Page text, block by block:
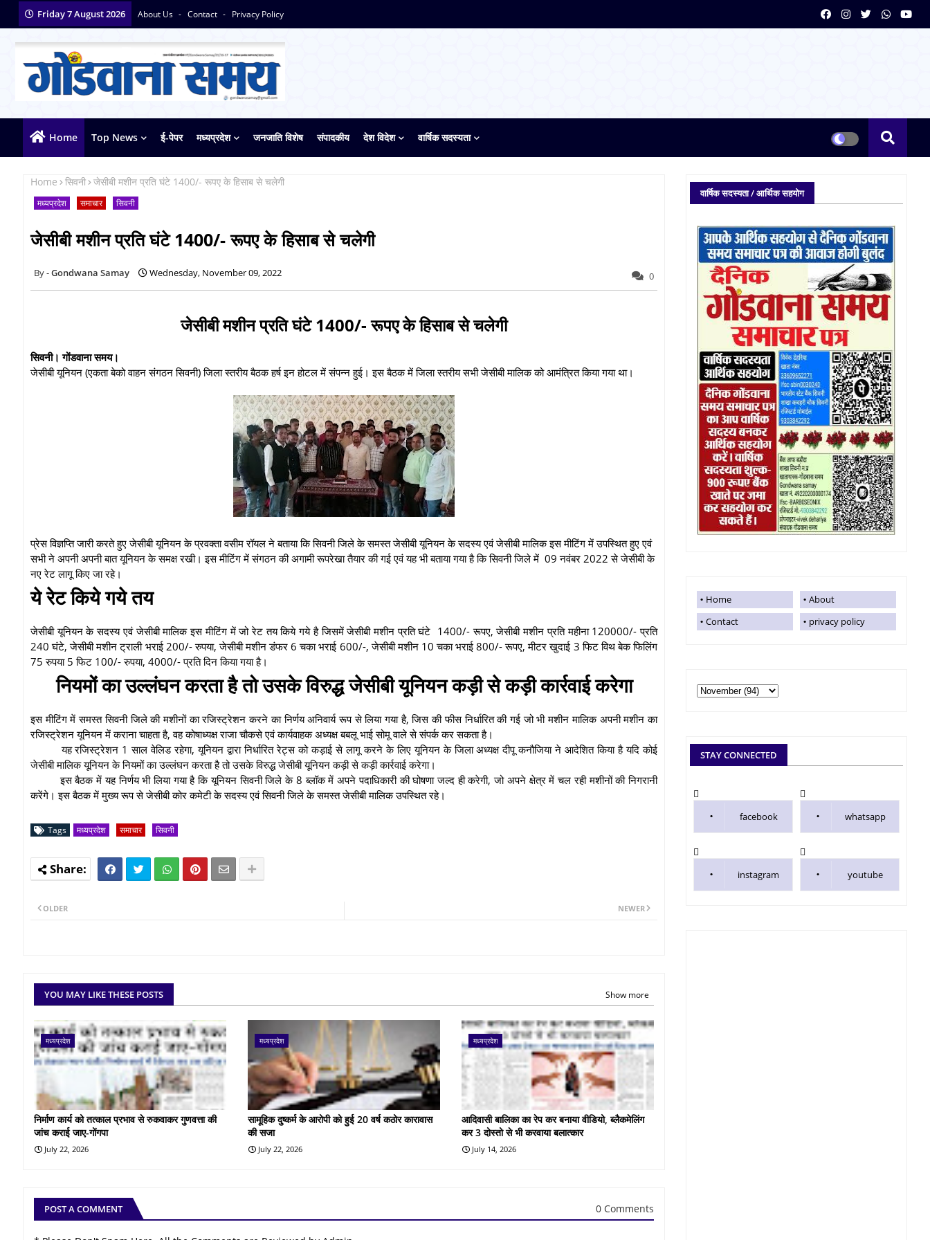
Friday 7 August 2026 About Us Contact Privacy Policy
Home Top News ई-पेपर मध्यप्रदेश जनजाति विशेष संपादकीय देश विदेश वार्षिक सदस्यता
Home सिवनी जेसीबी मशीन प्रति घंटे 1400/- रूपए के हिसाब से चलेगी
मध्यप्रदेश समाचार सिवनी
जेसीबी मशीन प्रति घंटे 1400/- रूपए के हिसाब से चलेगी
Gondwana Samay Wednesday, November 09, 2022 0
जेसीबी मशीन प्रति घंटे 1400/- रूपए के हिसाब से चलेगी
सिवनी। गोंडवाना समय।
जेसीबी यूनियन (एकता बेको वाहन संगठन सिवनी) जिला स्तरीय बैठक हर्ष इन होटल में संपन्न हुई। इस बैठक में जिला स्तरीय सभी जेसीबी मालिक को आमंत्रित किया गया था।
प्रेस विज्ञप्ति जारी करते हुए जेसीबी यूनियन के प्रवक्ता वसीम रॉयल ने बताया कि सिवनी जिले के समस्त जेसीबी यूनियन के सदस्य एवं जेसीबी मालिक इस मीटिंग में उपस्थित हुए एवं
सभी ने अपनी अपनी बात यूनियन के समक्ष रखी। इस मीटिंग में संगठन की अगामी रूपरेखा तैयार की गई एवं यह भी बताया गया है कि सिवनी जिले में 09 नवंबर 2022 से जेसीबी के
नए रेट लागू किए जा रहे।
ये रेट किये गये तय
जेसीबी यूनियन के सदस्य एवं जेसीबी मालिक इस मीटिंग में जो रेट तय किये गये है जिसमें जेसीबी मशीन प्रति घंटे 1400/- रूपए, जेसीबी मशीन प्रति महीना 120000/- प्रति
240 घंटे, जेसीबी मशीन ट्राली भराई 200/- रुपया, जेसीबी मशीन डंफर 6 चका भराई 600/-, जेसीबी मशीन 10 चका भराई 800/- रूपए, मीटर खुदाई 3 फिट विथ बेक फिलिंग
75 रुपया 5 फिट 100/- रुपया, 4000/- प्रति दिन किया गया है।
नियमों का उल्लंघन करता है तो उसके विरुद्ध जेसीबी यूनियन कड़ी से कड़ी कार्रवाई करेगा
इस मीटिंग में समस्त सिवनी जिले की मशीनों का रजिस्ट्रेशन करने का निर्णय अनिवार्य रूप से लिया गया है, जिस की फीस निर्धारित की गई जो भी मशीन मालिक अपनी मशीन का
रजिस्ट्रेशन यूनियन में कराना चाहता है, वह कोषाध्यक्ष राजा चौकसे एवं कार्यवाहक अध्यक्ष बबलू भाई सोमू वाले से संपर्क कर सकता है।
यह रजिस्ट्रेशन 1 साल वेलिड रहेगा, यूनियन द्वारा निर्धारित रेट्स को कड़ाई से लागू करने के लिए यूनियन के जिला अध्यक्ष दीपू कनौजिया ने आदेशित किया है यदि कोई
जेसीबी मालिक यूनियन के नियमों का उल्लंघन करता है तो उसके विरुद्ध जेसीबी यूनियन कड़ी से कड़ी कार्रवाई करेगा।
इस बैठक में यह निर्णय भी लिया गया है कि यूनियन सिवनी जिले के 8 ब्लॉक में अपने पदाधिकारी की घोषणा जल्द ही करेगी, जो अपने क्षेत्र में चल रही मशीनों की निगरानी
करेंगे। इस बैठक में मुख्य रूप से जेसीबी कोर कमेटी के सदस्य एवं सिवनी जिले के समस्त जेसीबी मालिक उपस्थित रहे।
Tags मध्यप्रदेश समाचार सिवनी
NEWER
OLDER
YOU MAY LIKE THESE POSTS Show more
मध्यप्रदेश
निर्माण कार्य को तत्काल प्रभाव से रुकवाकर गुणवत्ता की
जांच कराई जाए-गोंगपा
July 22, 2026
मध्यप्रदेश
सामूहिक दुष्कर्म के आरोपी को हुई 20 वर्ष कठोर कारावास
की सजा
July 22, 2026
मध्यप्रदेश
आदिवासी बालिका का रेप कर बनाया वीडियो, ब्लैकमेलिंग
कर 3 दोस्तो से भी करवाया बलात्कार
July 14, 2026
POST A COMMENT 0 Comments
वार्षिक सदस्यता / आर्थिक सहयोग
Home
About
Contact
privacy policy
STAY CONNECTED
facebook whatsapp
instagram youtube